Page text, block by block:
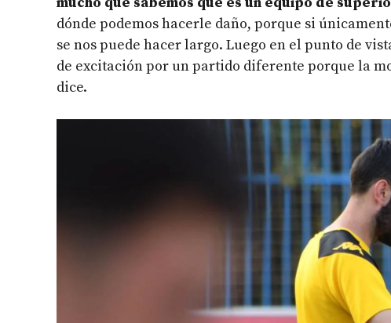
dónde podemos hacerle daño, porque si
se nos puede hacer largo. Luego en el punto de
de excitación por un partido diferente porque la
dice.